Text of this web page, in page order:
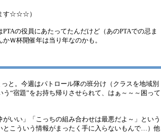
す☆☆☆）
の役員にあたってたんだけど（あのPTAでの忌ま
Ｗ杯開催年は当り年なのかも。
と。今週はパトロール隊の班分け（クラスを地域別
“宿題”をお持ち帰りさせられて、はぁ～～～困って
いい」「こっちの組み合わせは最悪だよ～」という
こういう情報がまったく手に入らないもんで…）他